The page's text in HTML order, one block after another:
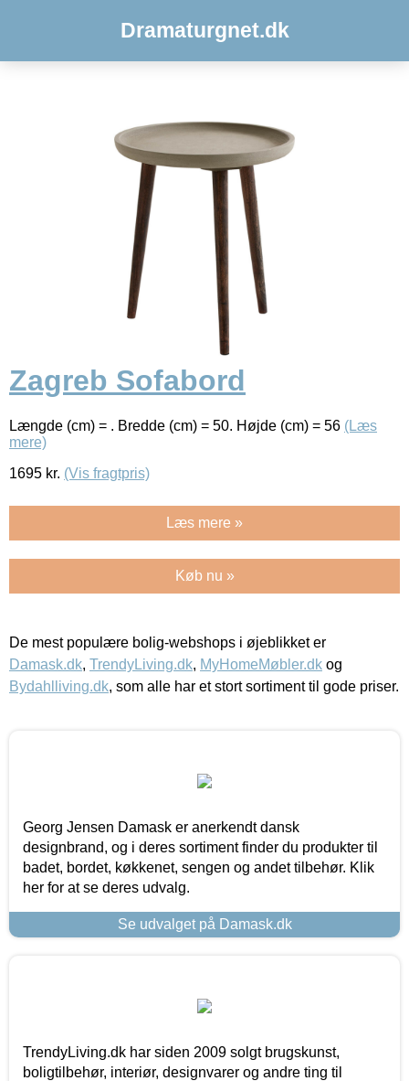
Dramaturgnet.dk
Zagreb Sofabord
Længde (cm) = . Bredde (cm) = 50. Højde (cm) = 56 (Læs
mere)
1695 kr. (Vis fragtpris)
Læs mere »
Køb nu »
De mest populære bolig-webshops i øjeblikket er
Damask.dk, TrendyLiving.dk, MyHomeMøbler.dk og
Bydahlliving.dk, som alle har et stort sortiment til gode priser.
Georg Jensen Damask er anerkendt dansk
designbrand, og i deres sortiment finder du produkter til
badet, bordet, køkkenet, sengen og andet tilbehør. Klik
her for at se deres udvalg.
Se udvalget på Damask.dk
TrendyLiving.dk har siden 2009 solgt brugskunst,
boligtilbehør, interiør, designvarer og andre ting til